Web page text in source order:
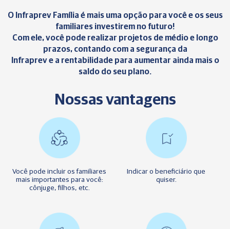
O Infraprev Família é mais uma opção para você e os seus
familiares investirem no futuro!
Com ele, você pode realizar projetos de médio e longo
prazos, contando com a segurança da
Infraprev e a rentabilidade para aumentar ainda mais o
saldo do seu plano.
Nossas vantagens
Você pode incluir os familiares
mais importantes para você:
cônjuge, filhos, etc.
Indicar o beneficiário que
quiser.